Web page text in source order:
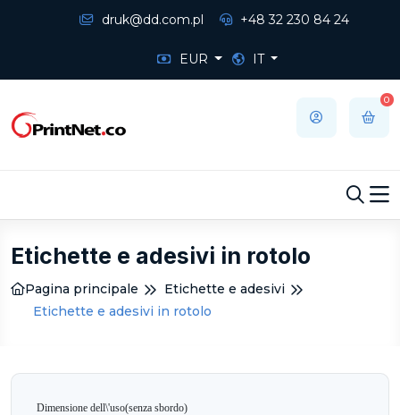
druk@dd.com.pl +48 32 230 84 24
EUR IT
0
Etichette e adesivi in rotolo
Pagina principale
Etichette e adesivi
Etichette e adesivi in rotolo
Dimensione dell\'uso(senza sbordo)